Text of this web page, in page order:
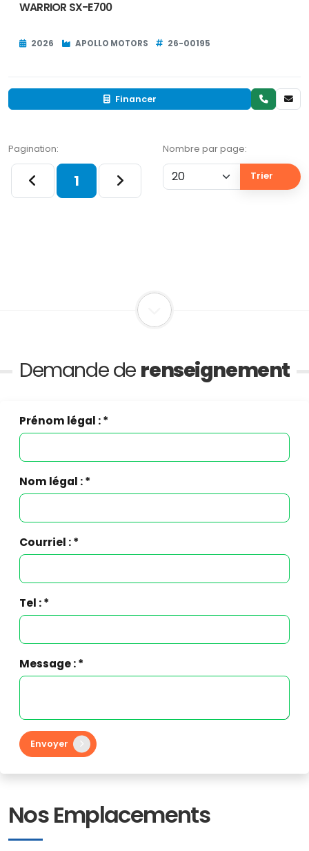
WARRIOR SX-E700
2026 APOLLO MOTORS 26-00195
Financer
Pagination:
1
Nombre par page:
Trier
Demande de renseignement
Prénom légal : *
Nom légal : *
Courriel : *
Tel : *
Message : *
Envoyer
Nos Emplacements